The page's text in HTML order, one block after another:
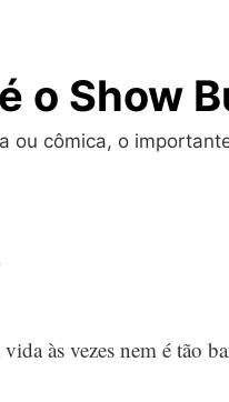
o Show
cômica, o
às vezes nem é tão